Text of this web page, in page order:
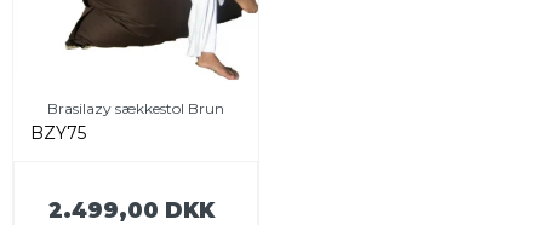
Brasilazy sækkestol Brun
BZY75
2.499,00 DKK